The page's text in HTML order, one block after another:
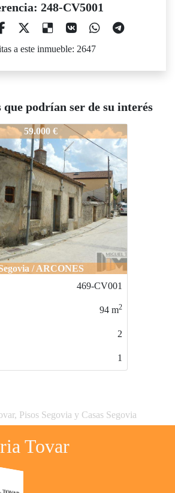
248-CV5001
a este inmueble: 2647
podrían ser de su interés
59.000 €
/ ARCONES
469-CV001
94 m2
2
1
Pisos Segovia y Casas Segovia
Tovar